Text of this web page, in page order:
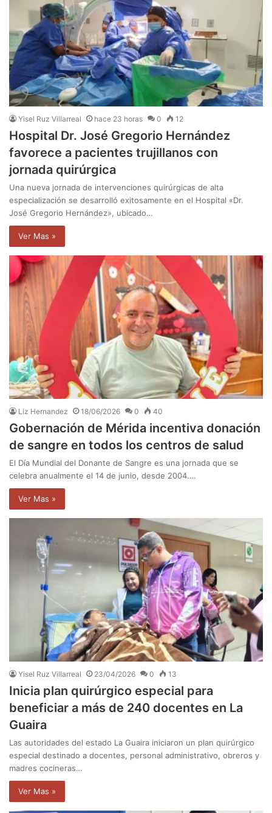
Yisel Ruz Villarreal hace 23 horas 0 12
Hospital Dr. José Gregorio Hernández
favorece a pacientes trujillanos con
jornada quirúrgica
Una nueva jornada de intervenciones quirúrgicas de alta
especialización se desarrolló exitosamente en el Hospital «Dr.
José Gregorio Hernández», ubicado…
Ver Mas »
Liz Hernandez 18/06/2026 0 40
Gobernación de Mérida incentiva donación
de sangre en todos los centros de salud
El Día Mundial del Donante de Sangre es una jornada que se
celebra anualmente el 14 de junio, desde 2004.…
Ver Mas »
Yisel Ruz Villarreal 23/04/2026 0 13
Inicia plan quirúrgico especial para
beneficiar a más de 240 docentes en La
Guaira
Las autoridades del estado La Guaira iniciaron un plan quirúrgico
especial destinado a docentes, personal administrativo, obreros y
madres cocineras…
Ver Mas »